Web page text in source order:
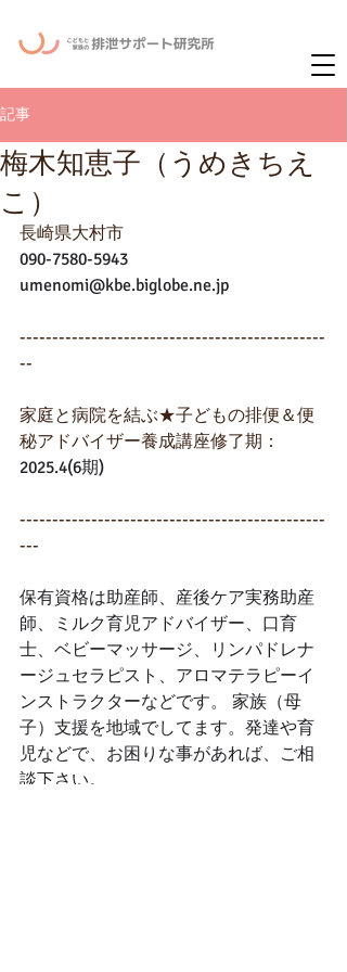
記事
梅木知恵子（うめきちえ
こ）
長崎県大村市
090-7580-5943
umenomi@kbe.biglobe.ne.jp
-----------------------------------------------
--
家庭と病院を結ぶ★子どもの排便＆便
秘アドバイザー養成講座修了期：
2025.4(6期)
-----------------------------------------------
---
保有資格は助産師、産後ケア実務助産
師、ミルク育児アドバイザー、口育
士、ベビーマッサージ、リンパドレナ
ージュセラピスト、アロマテラピーイ
ンストラクターなどです。 家族（母
子）支援を地域でしてます。発達や育
児などで、お困りな事があれば、ご相
談下さい。